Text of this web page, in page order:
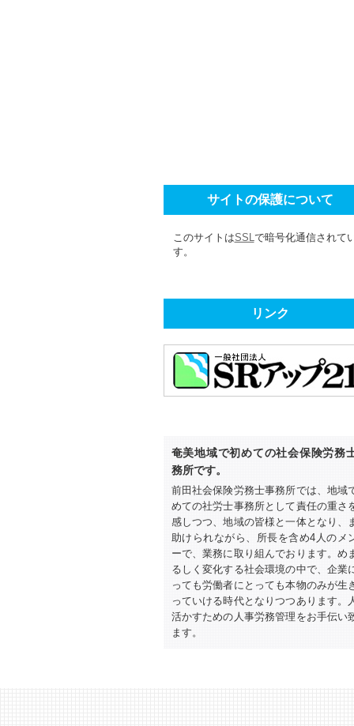
サイトの保護について
このサイトはSSLで暗号化通信されて
す。
リンク
奄美地域で初めての社会保険労務
務所です。
前田社会保険労務士事務所では、地域
めての社労士事務所として責任の重さ
感しつつ、地域の皆様と一体となり、
助けられながら、所長を含め4人のメ
ーで、業務に取り組んでおります。め
るしく変化する社会環境の中で、企業
っても労働者にとっても本物のみが生
っていける時代となりつつあります。
活かすための人事労務管理をお手伝い
ます。